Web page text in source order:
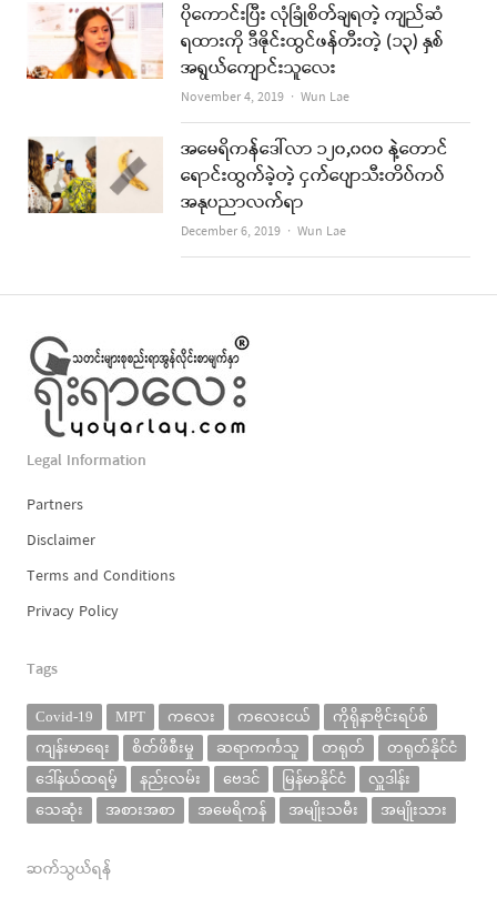
ပိုကောင်းပြီး လုံခြုံစိတ်ချရတဲ့ ကျည်ဆံ
ရထားကို ဒီဇိုင်းထွင်ဖန်တီးတဲ့ (၁၃) နှစ်
အရွယ်ကျောင်းသူလေး
November 4, 2019 Author
Wun Lae
အမေရိကန်ဒေါ်လာ ၁၂၀,၀၀၀ နဲ့တောင်
ရောင်းထွက်ခဲ့တဲ့ ငှက်ပျောသီးတိပ်ကပ်
အနုပညာလက်ရာ
December 6, 2019 Author
Wun Lae
Legal Information
Partners
Disclaimer
Terms and Conditions
Privacy Policy
Tags
Covid-19 MPT ကလေး ကလေးငယ်
ကိုရိုနာဗိုင်းရပ်စ်
ကျန်းမာရေး
စိတ်ဖိစီးမှု ဆရာကင်္ကသူ တရုတ်
တရုတ်နိုင်ငံ
ဒေါ်နယ်ထရမ့်
နည်းလမ်း ဗေဒင် မြန်မာနိုင်ငံ
လှူဒါန်း
သေဆုံး
အစားအစာ အမေရိကန် အမျိုးသမီး အမျိုးသား
ဆက်သွယ်ရန်